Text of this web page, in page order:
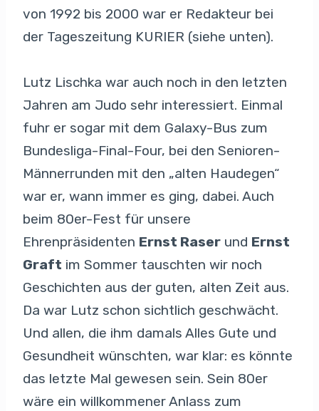
von 1992 bis 2000 war er Redakteur bei
der Tageszeitung KURIER (siehe unten).
Lutz Lischka war auch noch in den letzten
Jahren am Judo sehr interessiert. Einmal
fuhr er sogar mit dem Galaxy-Bus zum
Bundesliga-Final-Four, bei den Senioren-
Männerrunden mit den „alten Haudegen“
war er, wann immer es ging, dabei. Auch
beim 80er-Fest für unsere
Ehrenpräsidenten Ernst Raser und Ernst
Graft im Sommer tauschten wir noch
Geschichten aus der guten, alten Zeit aus.
Da war Lutz schon sichtlich geschwächt.
Und allen, die ihm damals Alles Gute und
Gesundheit wünschten, war klar: es könnte
das letzte Mal gewesen sein. Sein 80er
wäre ein willkommener Anlass zum